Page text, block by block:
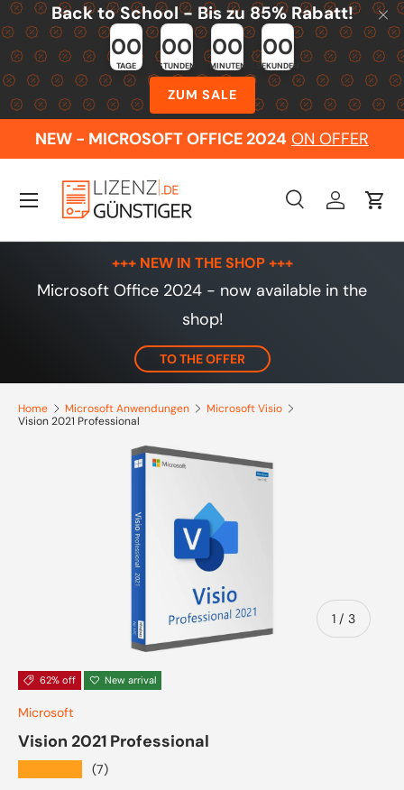
Skip to content
Back to School - Bis zu 85% Rabatt!
00
TAGE
00
STUNDEN
00
MINUTEN
00
SEKUNDEN
ZUM SALE
NEW - MICROSOFT OFFICE 2024 ON OFFER
Search
SearchLog inCart
Menu
+++ NEW IN THE SHOP +++
Microsoft Office 2024 - now available in the
shop!
TO THE OFFER
Home Microsoft Anwendungen
Microsoft Visio
Vision 2021 Professional
1 / of
3
62% off New arrival
Microsoft
Vision 2021 Professional
(7)